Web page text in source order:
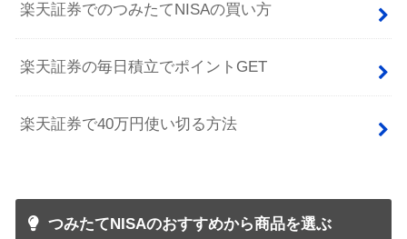
楽天証券でのつみたてNISAの買い方
楽天証券の毎日積立でポイントGET
楽天証券で40万円使い切る方法
つみたてNISAのおすすめから商品を選ぶ